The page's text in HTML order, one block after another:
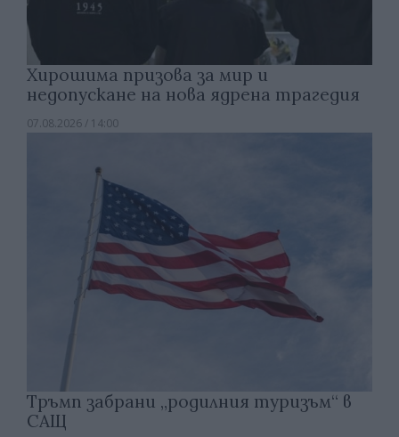
Хирошима призова за мир и
недопускане на нова ядрена трагедия
07.08.2026 / 14:00
Тръмп забрани „родилния туризъм“ в
САЩ